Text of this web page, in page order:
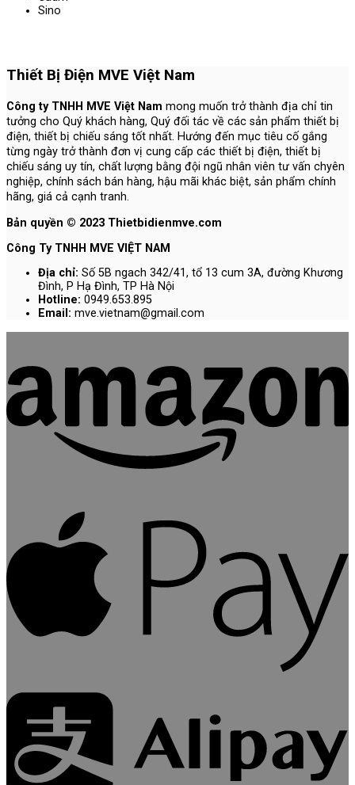
Sino
Thiết Bị Điện MVE Việt Nam
Công ty TNHH MVE Việt Nam mong muốn trở thành địa chỉ tin
tưởng cho Quý khách hàng, Quý đối tác về các sản phẩm thiết bị
điện, thiết bị chiếu sáng tốt nhất. Hướng đến mục tiêu cố gắng
từng ngày trở thành đơn vị cung cấp các thiết bị điện, thiết bị
chiếu sáng uy tín, chất lượng bằng đội ngũ nhân viên tư vấn chyên
nghiệp, chính sách bán hàng, hậu mãi khác biệt, sản phẩm chính
hãng, giá cả cạnh tranh.
Bản quyền © 2023 Thietbidienmve.com
Công Ty TNHH MVE VIỆT NAM
Địa chỉ: Số 5B ngach 342/41, tổ 13 cum 3A, đường Khương
Đình, P Hạ Đình, TP Hà Nội
Hotline: 0949.653.895
Email: mve.vietnam@gmail.com